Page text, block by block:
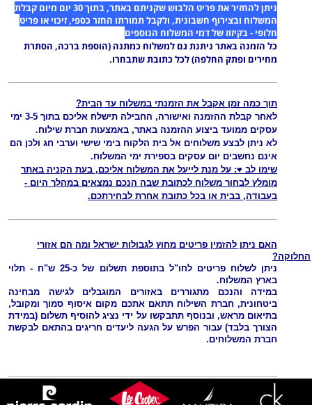
ניתן להחזיר את פריט הלבוש שקניתם באתר, בתוך 30 יום מיום קבלת
המשלוח ובצירוף חשבונית, ולקבל תמורתו החזר כספי, זיכוי או פריט
חלופי -בקיזוז של דמי המשלוח הנוספים
כל הזמנה באתר ניתנת גם למשלוח כמתנה (הוספת ברכה, הסתרת
מחירים ופתק החלפה) לכל כתובת שתבחרו.
תוך כמה זמן אקבל את הזמנתי במשלוח עד הבית?
לאחר קבלת ההזמנה ואישורה, החבילה תישלח אליכם בתוך 3-5 ימי
עסקים ממועד ביצוע ההזמנה באתר, באמצעות חברת שילוח.
לא ניתן לבצע משלוחים אל בית הלקוח בימי שישי וערבי חג ולכן הם
אינם נחשבים יום עסקים בספירת ימי המשלוח.
שימו לב ♥: על מנת לייעל את המשלוח אליכם, בעת הקניה באתר
מומלץ לבחור משלוח לכתובת שבה הנכם נמצאים במהלך היום -
בעבודה, בבית או בכל כתובת אחרת לבחירתכם.
האם ניתן להזמין פריטים מחוץ לגבולות ישראל ומה הם אזורי
החלוקה?
ניתן לשלוח פריטים לחו"ל בתוספת תשלום של כ-25 ש"ח - תלוי
בארץ המשלוח.
במידה והנכם מתגוררים באזורים המוגבלים לגישה מבחינה
ביטחונית, חברת השילוח תתאם אתכם מקום איסוף סמוך ומקובל,
בתיאום מראש, ובנוסף תתבקשו על ידי נציג להוסיף תשלום (במידת
הצורך בלבד)עבור הפרש על הגעה ליעדים חריגים בהתאם לבקשת
חברת המשלוחים.